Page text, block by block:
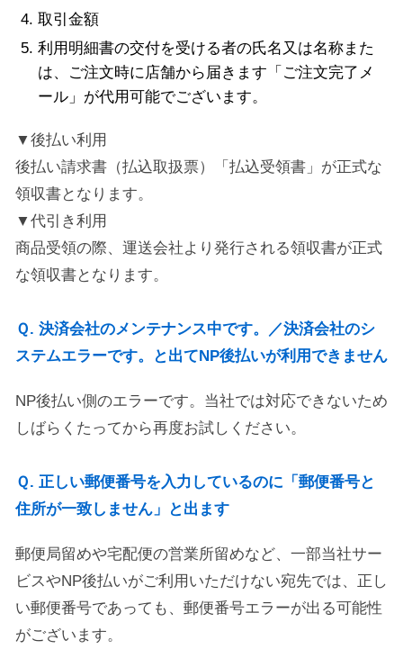
取引金額
利用明細書の交付を受ける者の氏名又は名称また
は、ご注文時に店舗から届きます「ご注文完了メ
ール」が代用可能でございます。
▼後払い利用
後払い請求書（払込取扱票）「払込受領書」が正式な
領収書となります。
▼代引き利用
商品受領の際、運送会社より発行される領収書が正式
な領収書となります。
Ｑ. 決済会社のメンテナンス中です。／決済会社のシ
ステムエラーです。と出てNP後払いが利用できません
NP後払い側のエラーです。当社では対応できないため
しばらくたってから再度お試しください。
Ｑ. 正しい郵便番号を入力しているのに「郵便番号と
住所が一致しません」と出ます
郵便局留めや宅配便の営業所留めなど、一部当社サー
ビスやNP後払いがご利用いただけない宛先では、正し
い郵便番号であっても、郵便番号エラーが出る可能性
がございます。